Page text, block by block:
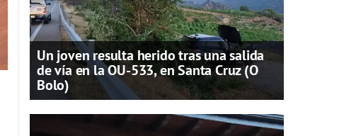
Un joven resulta herido tras una salida
de vía en la OU-533, en Santa Cruz (O
Bolo)